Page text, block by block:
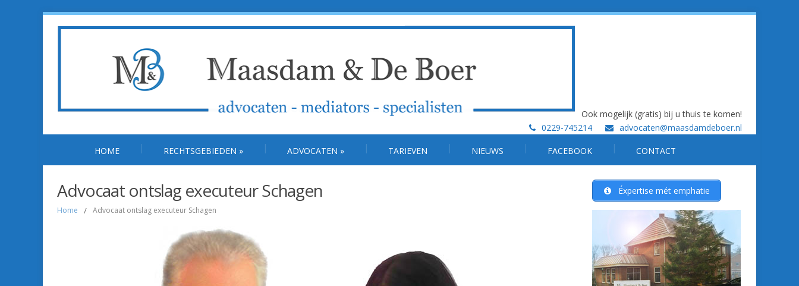
Ook mogelijk (gratis) bij u thuis te komen!
0229-745214
advocaten@maasdamdeboer.nl
HOME RECHTSGEBIEDEN » ADVOCATEN » TARIEVEN NIEUWS FACEBOOK CONTACT
Advocaat ontslag executeur Schagen
Home / Advocaat ontslag executeur Schagen
Éxpertise mét emphatie